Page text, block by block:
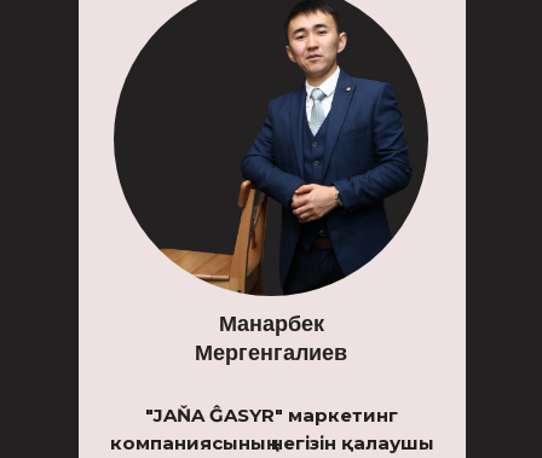
Манарбек
Мергенгалиев
"JAŇA ĜASYR" маркетинг
компаниясының негізін қалаушы